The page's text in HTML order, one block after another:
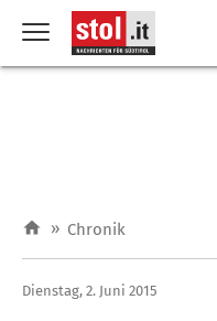
» Chronik
Dienstag, 2. Juni 2015